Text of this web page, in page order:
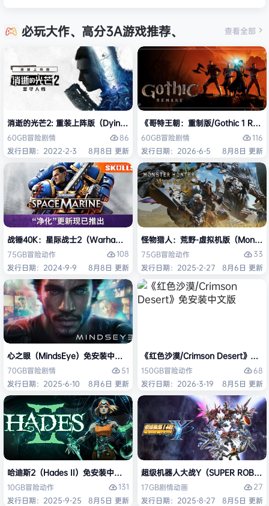
必玩大作、高分3A游戏推荐、 查看全部
消逝的光芒2: 重装上阵版（Dying Light 2 Stay Human: Reloaded
60GB冒险剧情
86
发行日期：2022-2-3
8月8日 更新
《哥特王朝：重制版/Gothic 1
60GB冒险剧情
116
发行日期：2026-6-5
8月8日 更新
战锤40K：星际战士2（Warhammer 40,000: Space Marine 2）免安装
75GB冒险动作
108
发行日期：2024-9-9
8月8日 更新
怪物猎人：荒野-虚拟机版（
75GB冒险动作
33
发行日期：2025-2-27
8月6日 更新
心之眼（MindsEye）免安装中文版
70GB冒险剧情
51
发行日期：2025-6-10
8月6日 更新
《红色沙漠/Crimson Desert》免安
150GB冒险动作
68
发行日期：2026-3-19
8月5日 更新
哈迪斯2（Hades II）免安装中文版
10GB冒险动作
131
发行日期：2025-9-25
8月5日 更新
超级机器人大战Y（SUPER
17GB剧情动画
27
发行日期：2025-8-27
8月5日 更新